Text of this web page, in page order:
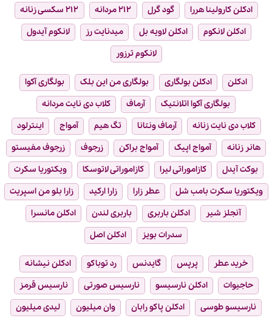
ادکلن کارولینا هررا
گود گرل ۲۱۲ مردانه
۲۱۲ سکسی زنانه
ادکلن لانکوم
ادکلن لاویه بل میدنایت رز
لانکوم آیدول
لانکوم ترزور
ادکلن ادکلن بولگاری بولگاری من این بلک
بولگاری آکوا
بولگاری آکوا اتلانتیک
آرماف
کلاب دی نایت مردانه
کلاب دی نایت زنانه
آرماف ونتانا تگ هیم آمواج
اینترلود
هانر زنانه
آمواج اپیک آمواج براکن زرجوف
زرجوف مفیستو
بوکت آیدل
کازاموراتی لیرا کازاموراتی لاتوسکا
ویکتوریا سکرت
ویکتوریا سکرت بامب شل
عطر زارا زارا ارکید
زارا بلو من اسپریت
آنجلز شیر
ادکلن باربری باربری لندن
ادکلن مانسرا
سدرات بویز
ادکلن اصل
خرید عطر پرپس گایدنس رد توباکو
ادکلن نیشانه
حاجیوات
ادکلن نارسیسو نارسیس صورتی
نارسیس قرمز
نارسیسو طوسی
ادکلن پاکو رابان وان میلیون
لیدی میلیون